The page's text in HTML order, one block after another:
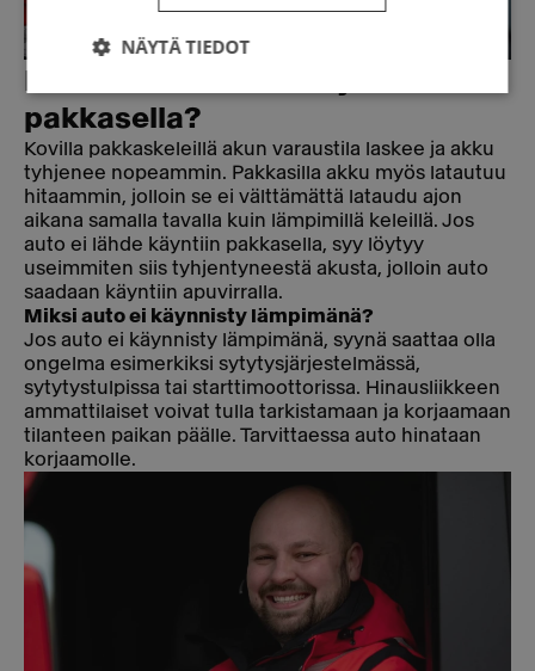
pakkasella?
Kovilla pakkaskeleillä akun varaustila laskee ja akku
tyhjenee nopeammin. Pakkasilla akku myös latautuu
hitaammin, jolloin se ei välttämättä lataudu ajon
aikana samalla tavalla kuin lämpimillä keleillä. Jos
auto ei lähde käyntiin pakkasella, syy löytyy
useimmiten siis tyhjentyneestä akusta, jolloin auto
saadaan käyntiin apuvirralla.
Miksi auto ei käynnisty lämpimänä?
Jos auto ei käynnisty lämpimänä, syynä saattaa olla
ongelma esimerkiksi sytytysjärjestelmässä,
sytytystulpissa tai starttimoottorissa. Hinausliikkeen
ammattilaiset voivat tulla tarkistamaan ja korjaamaan
tilanteen paikan päälle. Tarvittaessa auto hinataan
korjaamolle.
NÄYTÄ TIEDOT